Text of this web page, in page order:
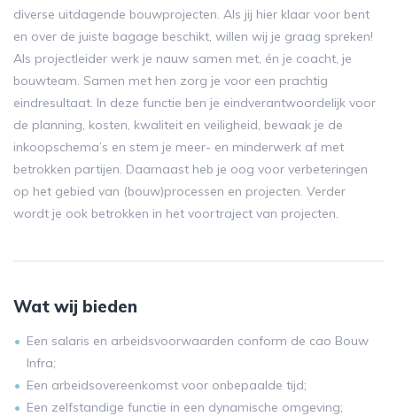
diverse uitdagende bouwprojecten. Als jij hier klaar voor bent
en over de juiste bagage beschikt, willen wij je graag spreken!
Als projectleider werk je nauw samen met, én je coacht, je
bouwteam. Samen met hen zorg je voor een prachtig
eindresultaat. In deze functie ben je eindverantwoordelijk voor
de planning, kosten, kwaliteit en veiligheid, bewaak je de
inkoopschema’s en stem je meer- en minderwerk af met
betrokken partijen. Daarnaast heb je oog voor verbeteringen
op het gebied van (bouw)processen en projecten. Verder
wordt je ook betrokken in het voortraject van projecten.
Wat wij bieden
Een salaris en arbeidsvoorwaarden conform de cao Bouw
Infra;
Een arbeidsovereenkomst voor onbepaalde tijd;
Een zelfstandige functie in een dynamische omgeving;